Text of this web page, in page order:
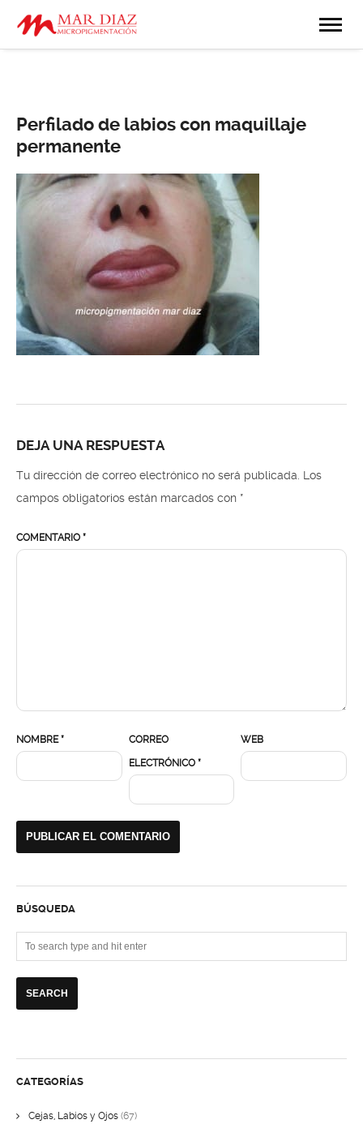
Perfilado de labios con maquillaje
permanente
DEJA UNA RESPUESTA
Tu dirección de correo electrónico no será publicada. Los
campos obligatorios están marcados con *
COMENTARIO *
NOMBRE* CORREO
ELECTRÓNICO *
WEB
BÚSQUEDA
CATEGORÍAS
Cejas, Labios y Ojos (67)